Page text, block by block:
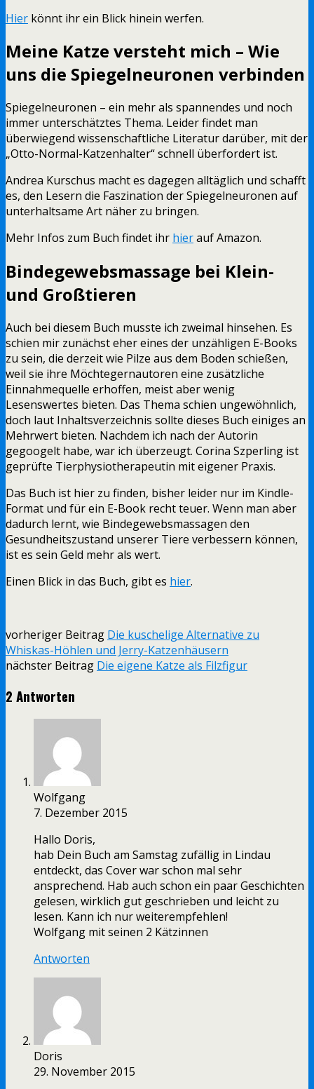
Hier könnt ihr ein Blick hinein werfen.
Meine Katze versteht mich – Wie
uns die Spiegelneuronen verbinden
Spiegelneuronen – ein mehr als spannendes und noch
immer unterschätztes Thema. Leider findet man
überwiegend wissenschaftliche Literatur darüber, mit der
„Otto-Normal-Katzenhalter“ schnell überfordert ist.
Andrea Kurschus macht es dagegen alltäglich und schafft
es, den Lesern die Faszination der Spiegelneuronen auf
unterhaltsame Art näher zu bringen.
Mehr Infos zum Buch findet ihr hierauf Amazon.
Bindegewebsmassage bei Klein-
und Großtieren
Auch bei diesem Buch musste ich zweimal hinsehen. Es
schien mir zunächst eher eines der unzähligen E-Books
zu sein, die derzeit wie Pilze aus dem Boden schießen,
weil sie ihre Möchtegernautoren eine zusätzliche
Einnahmequelle erhoffen, meist aber wenig
Lesenswertes bieten. Das Thema schien ungewöhnlich,
doch laut Inhaltsverzeichnis sollte dieses Buch einiges an
Mehrwert bieten. Nachdem ich nach der Autorin
gegoogelt habe, war ich überzeugt. Corina Szperling ist
geprüfte Tierphysiotherapeutin mit eigener Praxis.
Das Buch ist hier zu finden, bisher leider nur im Kindle-
Format und für ein E-Book recht teuer. Wenn man aber
dadurch lernt, wie Bindegewebsmassagen den
Gesundheitszustand unserer Tiere verbessern können,
ist es sein Geld mehr als wert.
Einen Blick in das Buch, gibt es hier.
vorheriger Beitrag Die kuschelige Alternative zu
Whiskas-Höhlen und Jerry-Katzenhäusern
nächster Beitrag Die eigene Katze als Filzfigur
2 Antworten
Wolfgang
7. Dezember 2015
Hallo Doris,
hab Dein Buch am Samstag zufällig in Lindau
entdeckt, das Cover war schon mal sehr
ansprechend. Hab auch schon ein paar Geschichten
gelesen, wirklich gut geschrieben und leicht zu
lesen. Kann ich nur weiterempfehlen!
Wolfgang mit seinen 2 Kätzinnen
Antworten
Doris
29. November 2015